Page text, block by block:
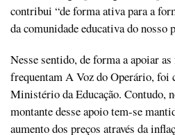
contribui “de forma ativa para a
da comunidade educativa do nosso
Nesse sentido, de forma a apoiar
frequentam A Voz do Operário, foi
Ministério da Educação. Contudo,
montante desse apoio tem-se
aumento dos preços através da